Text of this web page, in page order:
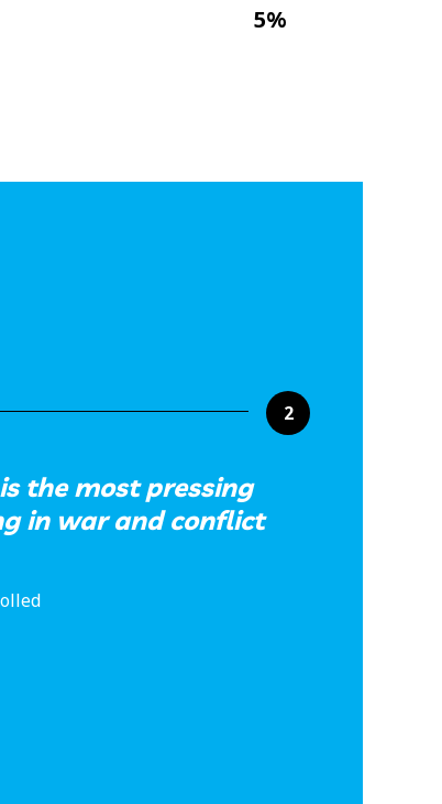
5%
2
the most pressing
in war and conflict